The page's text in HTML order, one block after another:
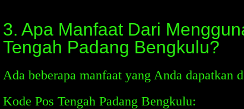
3. Apa Manfaat Dari
Tengah Padang Bengkulu?
Ada beberapa manfaat yang Anda dapatkan
Kode Pos Tengah Padang Bengkulu: